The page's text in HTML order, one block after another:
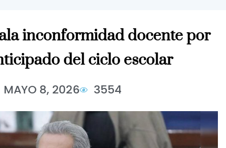
inconformidad docente por
del ciclo escolar
MAYO 8, 2026 3554